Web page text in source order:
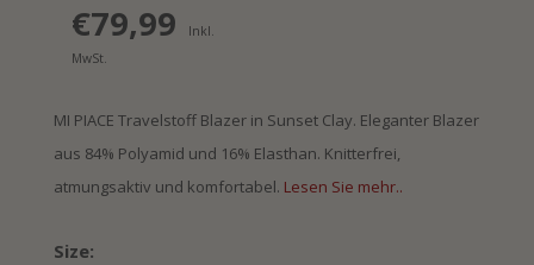
€79,99
Inkl.
MwSt.
MI PIACE Travelstoff Blazer in Sunset Clay. Eleganter Blazer
aus 84% Polyamid und 16% Elasthan. Knitterfrei,
atmungsaktiv und komfortabel. Lesen Sie mehr..
Size: